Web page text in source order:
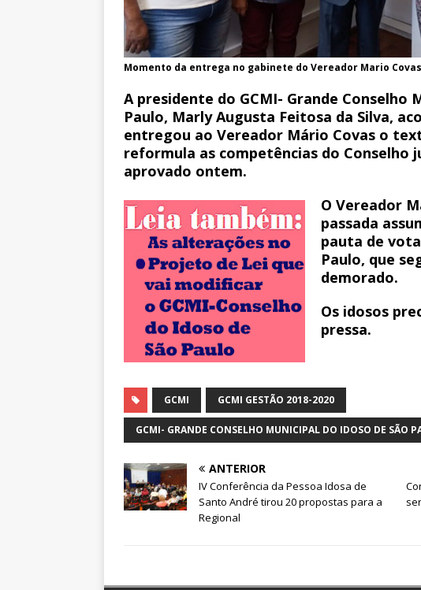
Momento da entrega no gabinete do Vereador Mario
A presidente do GCMI- Grande Conselho
Paulo, Marly Augusta Feitosa da Silva,
entregou ao Vereador Mário Covas o
reformula as competências do Conselho
aprovado ontem.
O Vereador
passada
pauta de
Paulo, que
demorado.
Os idosos
pressa.
GCMI GCMI GESTÃO 2018-2020
GCMI- GRANDE CONSELHO MUNICIPAL DO IDOSO DE SÃO
ANTERIOR
IV Conferência da Pessoa Idosa de
Santo André tirou 20 propostas para a
Regional